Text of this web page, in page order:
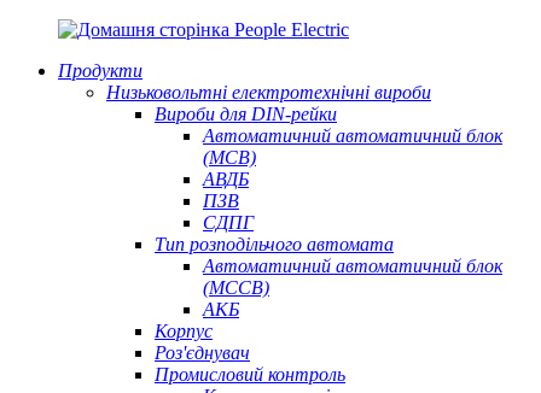
Продукти
Низьковольтні електротехнічні вироби
Вироби для DIN-рейки
Автоматичний автоматичний блок
(MCB)
АВДБ
ПЗВ
СДПГ
Тип розподільчого автомата
Автоматичний автоматичний блок
(MCCB)
АКБ
Корпус
Роз'єднувач
Промисловий контроль